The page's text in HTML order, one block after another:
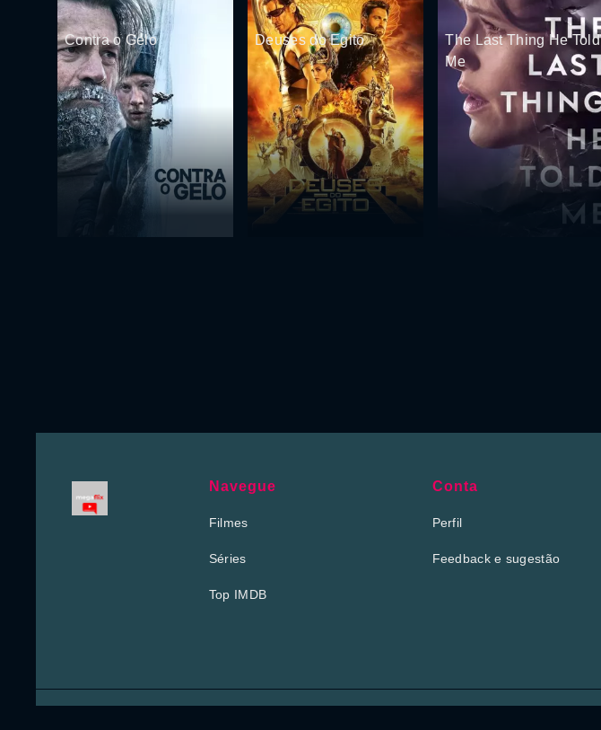
Contra o Gelo Deuses do Egito
The Last Thing He Told
Me
Navegue
Filmes
Séries
Top IMDB
Conta
Perfil
Feedback e sugestão